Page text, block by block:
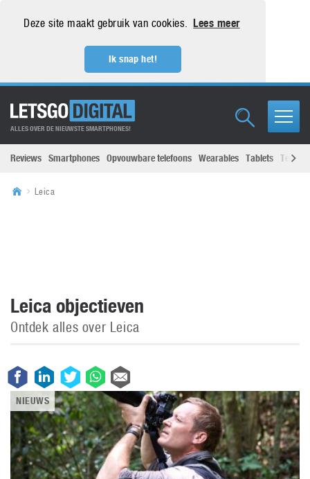
Deze site maakt gebruik van cookies. Lees meer
Ik snap het!
ALLES OVER DE NIEUWSTE SMARTPHONES!
Reviews Smartphones Opvouwbare telefoons Wearables Tablets
Leica
Leica objectieven
Ontdek alles over Leica
NIEUWS